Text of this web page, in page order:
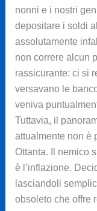
nonni e i nostri
depositare i soldi
assolutamente
non correre alcun
rassicurante: ci si
versavano le
veniva
Tuttavia, il
attualmente non è
Ottanta. Il nemico
è l’inflazione.
lasciandoli
obsoleto che offre